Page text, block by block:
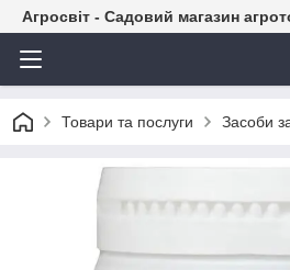
Агросвіт - Садовий магазин
Товари та послуги Засоби